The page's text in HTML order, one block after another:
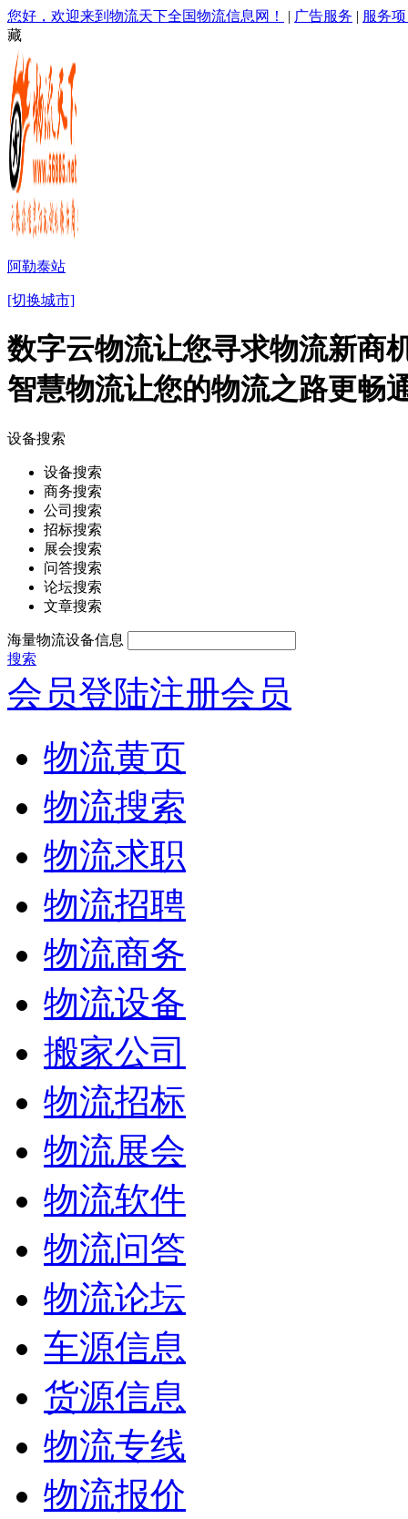
您好，欢迎来到物流天下全国物流信息网！ | 广告服务 | 服务
藏
阿勒泰站
[切换城市]
数字云物流让您寻求物流新商
智慧物流让您的物流之路更畅
设备搜索
设备搜索
商务搜索
公司搜索
招标搜索
展会搜索
问答搜索
论坛搜索
文章搜索
海量物流设备信息
搜索
会员登陆注册会员
物流黄页
物流搜索
物流求职
物流招聘
物流商务
物流设备
搬家公司
物流招标
物流展会
物流软件
物流问答
物流论坛
车源信息
货源信息
物流专线
物流报价